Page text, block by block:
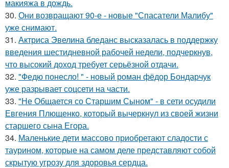
макияжа в дождь.
30. Они возвращают 90-е - новые "Спасатели Малибу"
уже снимают.
31. Актриса Эвелина бледанс высказалась в поддержку
введения шестидневной рабочей недели, подчеркнув,
что высокий доход требует серьёзной отдачи.
32. "Федю понесло! " - новый роман фёдор Бондарчук
уже разрывает соцсети на части.
33. "Не Общается со Старшим Сыном" - в сети осудили
Евгения Плющенко, который вычеркнул из своей жизни
старшего сына Егора.
34. Маленькие дети массово приобретают сладости с
таурином, которые на самом деле представляют собой
скрытую угрозу для здоровья сердца.